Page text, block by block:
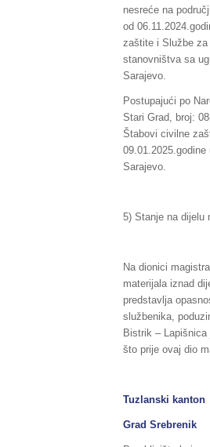
nesreće na
od
zaštite i Službe za
stanovništva sa
Sarajevo.
Postupajući po
Stari Grad, broj:
Štabovi civilne
Sarajevo.
5) Stanje na dijelu
Na dionici
materijala iznad
predstavlja
službenika,
Bistrik – Lapišnica
što prije ovaj dio
Tuzlanski kanton
Grad Srebrenik